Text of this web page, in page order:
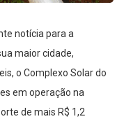
notícia para a
maior cidade,
o Complexo Solar do
em operação na
de mais R$ 1,2